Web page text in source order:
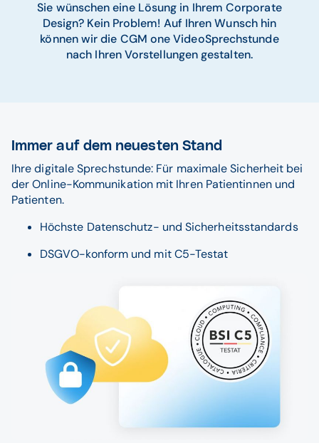
Sie wünschen eine Lösung in Ihrem Corporate
Design? Kein Problem! Auf Ihren Wunsch hin
können wir die CGM one VideoSprechstunde
nach Ihren Vorstellungen gestalten.
Immer auf dem neuesten Stand
Ihre digitale Sprechstunde: Für maximale Sicherheit bei
der Online-Kommunikation mit Ihren Patientinnen und
Patienten.
Höchste Datenschutz- und Sicherheitsstandards
DSGVO-konform und mit C5-Testat